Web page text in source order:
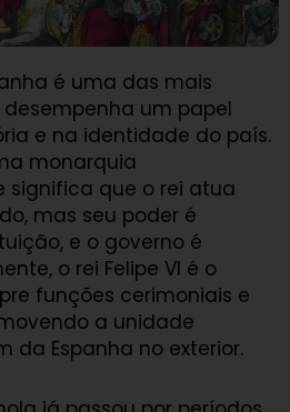
é uma das mais
um papel
e na identidade do país.
monarquia
significa que o rei atua
mas seu poder é
e o governo é
o rei Felipe VI é o
funções cerimoniais e
a unidade
da Espanha no exterior.